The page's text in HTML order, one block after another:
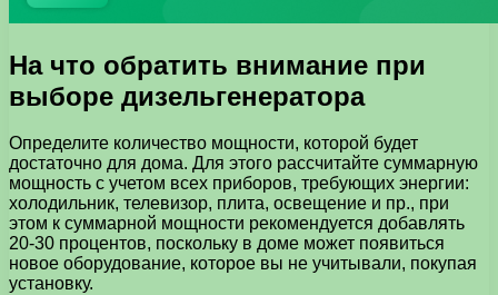
На что обратить внимание при
выборе дизельгенератора
Определите количество мощности, которой будет
достаточно для дома. Для этого рассчитайте суммарную
мощность с учетом всех приборов, требующих энергии:
холодильник, телевизор, плита, освещение и пр., при
этом к суммарной мощности рекомендуется добавлять
20-30 процентов, поскольку в доме может появиться
новое оборудование, которое вы не учитывали, покупая
установку.